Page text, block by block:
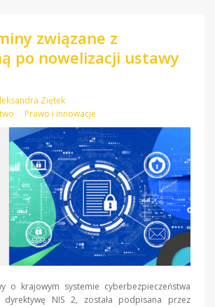
związane z
po nowelizacji ustawy
Ziętek
Prawo i innowacje
o krajowym systemie cyberbezpieczeństwa
dyrektywę NIS 2, została podpisana przez